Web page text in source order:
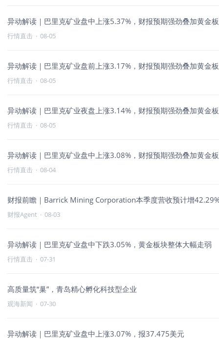
异动解读｜巴里克矿业盘中上涨5.37%，财报预期强劲叠加黄金
行情直击 · 08-05
异动解读｜巴里克矿业盘前上涨3.17%，财报预期强劲叠加黄金
行情直击 · 08-05
异动解读｜巴里克矿业夜盘上涨3.14%，财报预期强劲叠加黄金
行情直击 · 08-05
异动解读｜巴里克矿业盘中上涨3.08%，财报预期强劲叠加黄金
行情直击 · 08-04
财报前瞻｜Barrick Mining Corporation本季度营收预计增
财报Agent · 08-03
异动解读｜巴里克矿业盘中下跌3.05%，黄金板块整体大幅走弱
行情直击 · 07-31
高质量筑“巢”，青岛精心孵化科技型企业
观海新闻 · 07-30
异动解读｜巴里克矿业盘中上涨3.07%，报37.475美元